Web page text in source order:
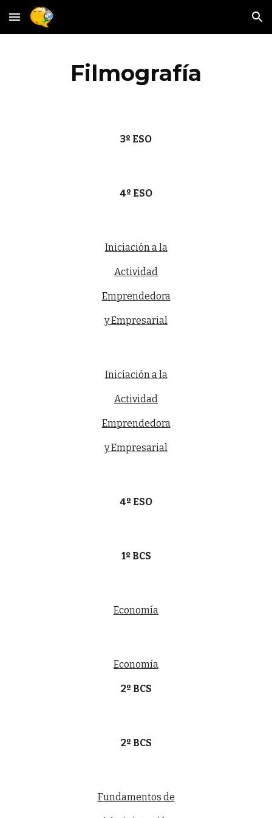
Skip to main content Skip to navigation
Filmografía
3º ESO
4º ESO
Iniciación a la
Actividad
Emprendedora
y Empresarial
Iniciación a la
Actividad
Emprendedora
y Empresarial
4º ESO
1º BCS
Economía
Economía
2º BCS
2º BCS
Fundamentos de